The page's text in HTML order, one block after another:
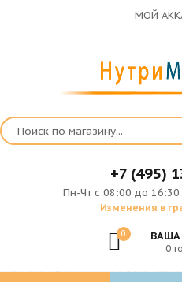
МОЙ
+7 (495)
Пн-Чт с 08:00 до
Изменения в
0
0